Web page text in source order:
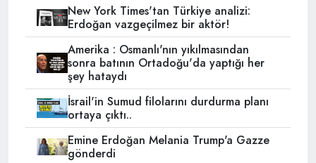
New York Times'tan Türkiye analizi:
Erdoğan vazgeçilmez bir aktör!
Amerika : Osmanlı'nın yıkılmasından
sonra batının Ortadoğu'da yaptığı her
şey hataydı
İsrail'in Sumud filolarını durdurma planı
ortaya çıktı..
Emine Erdoğan Melania Trump'a Gazze
gönderdi